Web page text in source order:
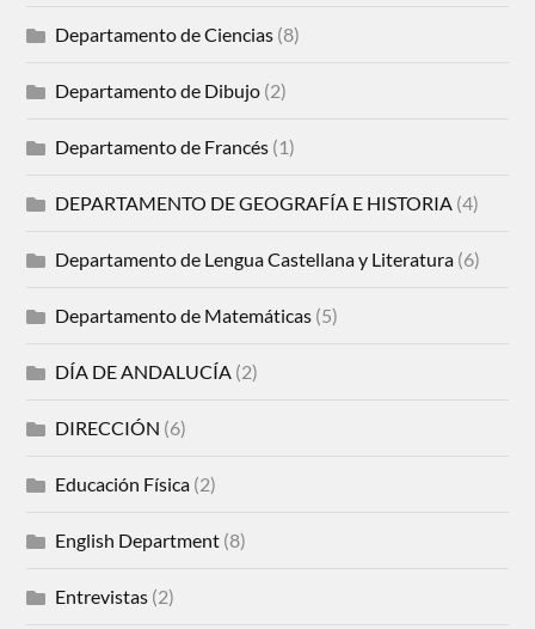
Departamento de Ciencias (8)
Departamento de Dibujo (2)
Departamento de Francés (1)
DEPARTAMENTO DE GEOGRAFÍA E HISTORIA (4)
Departamento de Lengua Castellana y Literatura (6)
Departamento de Matemáticas (5)
DÍA DE ANDALUCÍA (2)
DIRECCIÓN (6)
Educación Física (2)
English Department (8)
Entrevistas (2)